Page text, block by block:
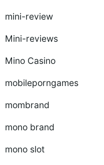
mini-review
Mini-reviews
Mino Casino
mobileporngames
mombrand
mono brand
mono slot